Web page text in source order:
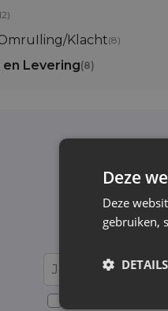
Klacht(8)
Levering(8)
Schrijf je
Wij
Deze
Deze
gebruiken,